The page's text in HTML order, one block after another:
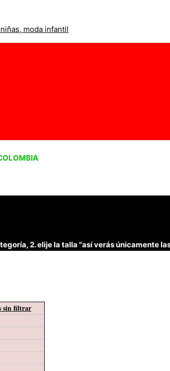
moda infantil
2. elije la talla "así verás únicamente
sin filtrar